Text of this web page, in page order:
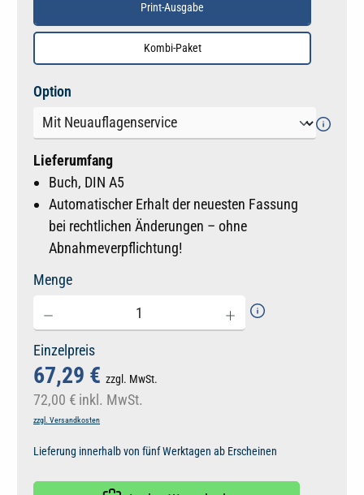
Print-Ausgabe
Kombi-Paket
Option
Lieferumfang
Buch, DIN A5
Automatischer Erhalt der neuesten Fassung
bei rechtlichen Änderungen – ohne
Abnahmeverpflichtung!
Menge
Einzelpreis
67,29 € zzgl. MwSt.
72,00 € inkl. MwSt.
zzgl. Versandkosten
Lieferung innerhalb von fünf Werktagen ab Erscheinen